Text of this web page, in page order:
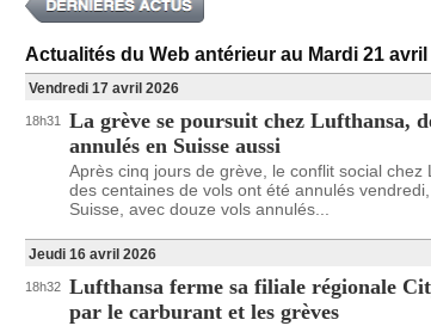
Actualités du Web antérieur au Mardi 21 avril
Vendredi 17 avril 2026
18h31
La grève se poursuit chez Lufthansa,
annulés en Suisse aussi
Après cinq jours de grève, le conflit social chez
des centaines de vols ont été annulés
Suisse, avec douze vols annulés...
Jeudi 16 avril 2026
18h32 Lufthansa ferme sa filiale régionale
par le carburant et les grèves